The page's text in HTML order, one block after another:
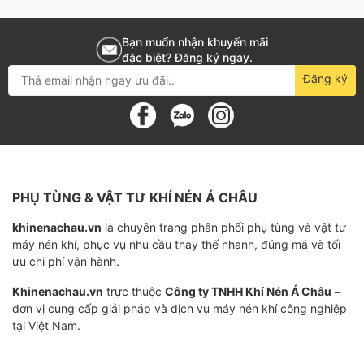
Thương hiệu Busch
Chân không tối đa Lên đến 0.1 mbar
Khuyến mãi - ưu đãi
Miễn phí tư vấn lắp đặt
Dịch vụ bảo trì trọn đời
Bạn muốn nhận khuyến mãi
đặc biệt? Đăng ký ngay.
Đăng ký
PHỤ TÙNG & VẬT TƯ KHÍ NÉN Á CHÂU
khinenachau.vn là chuyên trang phân phối phụ tùng và vật tư
máy nén khí, phục vụ nhu cầu thay thế nhanh, đúng mã và tối
ưu chi phí vận hành.
Khinenachau.vn trực thuộc Công ty TNHH Khí Nén Á Châu –
đơn vị cung cấp giải pháp và dịch vụ máy nén khí công nghiệp
tại Việt Nam.